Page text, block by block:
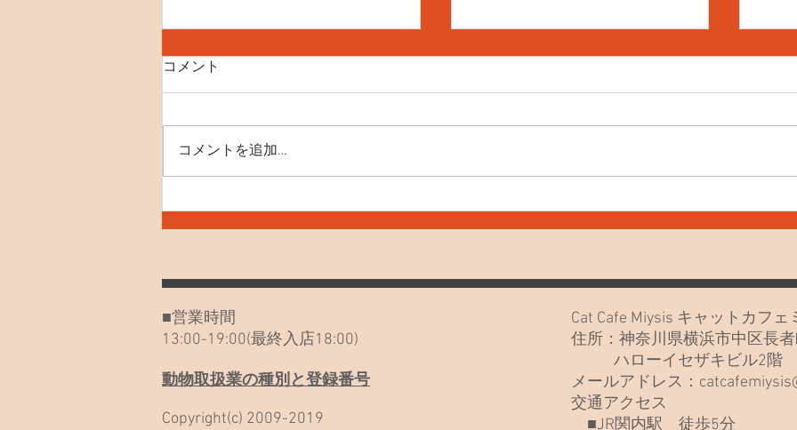
のねこたち
なさい🙏
コメント
コメントを追加…
■営業時間
13:00-19:00(最終入店18:00)
動物取扱業の種別と登録番号
Copyright(c) 2009-2019
Cat Cafe Miysis キャットカフ
住所：神奈川県横浜市中区長
ハローイセザキビル2階
メールアドレス：
交通アクセス
■JR関内駅 徒歩5分